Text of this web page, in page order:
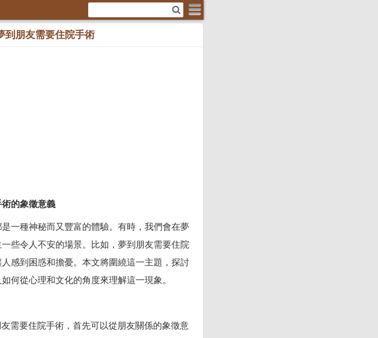
到朋友需要住院手術
的象徵意義
一種神秘而又豐富的體驗。有時，我們會在夢
些令人不安的場景。比如，夢到朋友需要住院
感到困惑和擔憂。本文將圍繞這一主題，探討
何從心理和文化的角度來理解這一現象。
需要住院手術，首先可以從朋友關係的象徵意